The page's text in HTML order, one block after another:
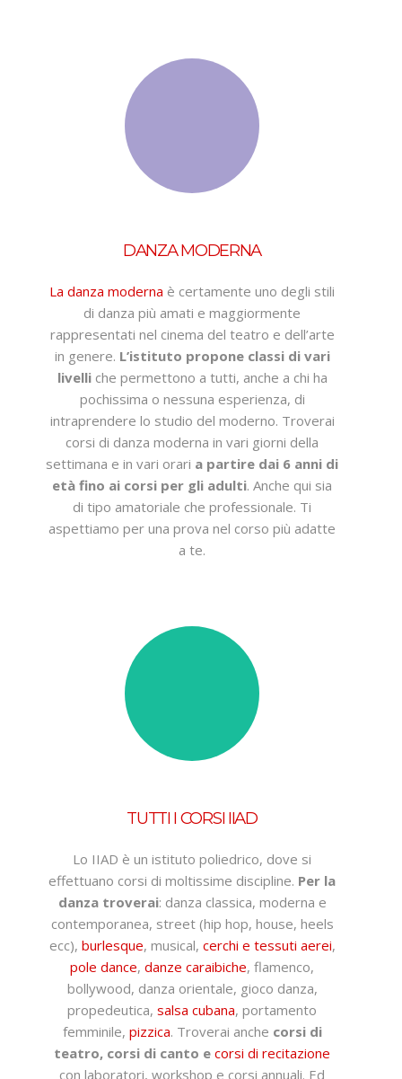
DANZA MODERNA
La danza moderna è certamente uno degli stili
di danza più amati e maggiormente
rappresentati nel cinema del teatro e dell’arte
in genere. L’istituto propone classi di vari
livelliche permettono a tutti, anche a chi ha
pochissima o nessuna esperienza, di
intraprendere lo studio del moderno. Troverai
corsi di danza moderna in vari giorni della
settimana e in vari orari a partire dai 6 anni di
età fino ai corsi per gli adulti. Anche qui sia
di tipo amatoriale che professionale. Ti
aspettiamo per una prova nel corso più adatte
a te.
TUTTI I CORSI IIAD
Lo IIAD è un istituto poliedrico, dove si
effettuano corsi di moltissime discipline. Per la
danza troverai: danza classica, moderna e
contemporanea, street (hip hop, house, heels
ecc), burlesque, musical, cerchi e tessuti aerei,
pole dance, danze caraibiche, flamenco,
bollywood, danza orientale, gioco danza,
propedeutica, salsa cubana, portamento
femminile, pizzica. Troverai anche corsi di
teatro, corsi di canto e corsi di recitazione
con laboratori, workshop e corsi annuali. Ed